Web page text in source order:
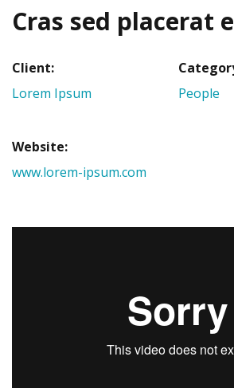
Cras sed placerat
Client:
Lorem Ipsum
People
Website:
www.lorem-ipsum.com